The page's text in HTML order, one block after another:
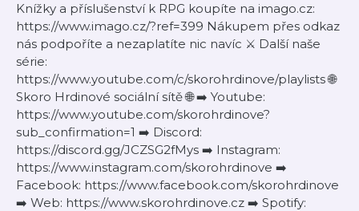
Knížky a příslušenství k RPG koupíte na imago.cz:
https://www.imago.cz/?ref=399 Nákupem přes odkaz
nás podpoříte a nezaplatíte nic navíc ⚔️ Další naše
série:
https://www.youtube.com/c/skorohrdinove/playlists 🌐
Skoro Hrdinové sociální sítě 🌐 ➡️ Youtube:
https://www.youtube.com/skorohrdinove?
sub_confirmation=1 ➡️ Discord:
https://discord.gg/JCZSG2fMys ➡️ Instagram:
https://www.instagram.com/skorohrdinove ➡️
Facebook: https://www.facebook.com/skorohrdinove
➡️ Web: https://www.skorohrdinove.cz ➡️ Spotify: